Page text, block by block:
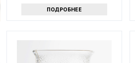
ПОДРОБНЕЕ